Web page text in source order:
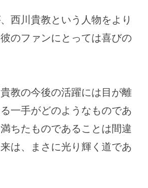
西川貴教という人物をより
のファンにとっては喜びの
教の今後の活躍には目が離
一手がどのようなものであ
ちたものであることは間違
は、まさに光り輝く道であ